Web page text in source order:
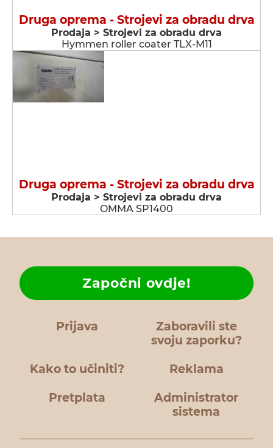
Druga oprema - Strojevi za obradu drva
Prodaja > Strojevi za obradu drva
Hymmen roller coater TLX-M11
Druga oprema - Strojevi za obradu drva
Prodaja > Strojevi za obradu drva
OMMA SP1400
Prijava
Zaboravili ste
svoju zaporku?
Kako to učiniti?
Započni ovdje!
Reklama
Pretplata
Administrator
sistema